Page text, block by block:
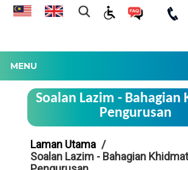
MENU
Soalan Lazim - Bahagian
Pengurusan
Laman Utama
Soalan Lazim - Bahagian Khidmat